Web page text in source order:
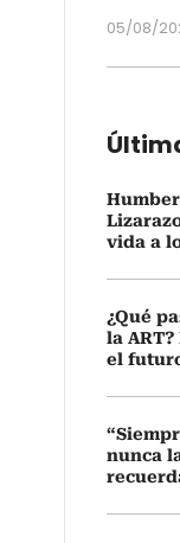
05/08/
vida a
¿Qué
la
el
nunca